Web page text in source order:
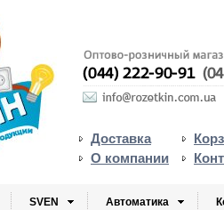
Доставка
О компании
SVEN Автоматика